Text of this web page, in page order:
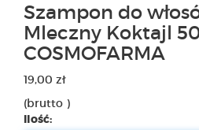
Szampon do
Mleczny Koktajl
COSMOFARMA
19,00 zł
(brutto )
Ilość: